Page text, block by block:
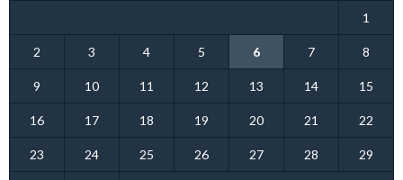
1
2 3 4 5 6 7 8
9 10 11 12 13 14 15
16 17 18 19 20 21 22
23 24 25 26 27 28 29